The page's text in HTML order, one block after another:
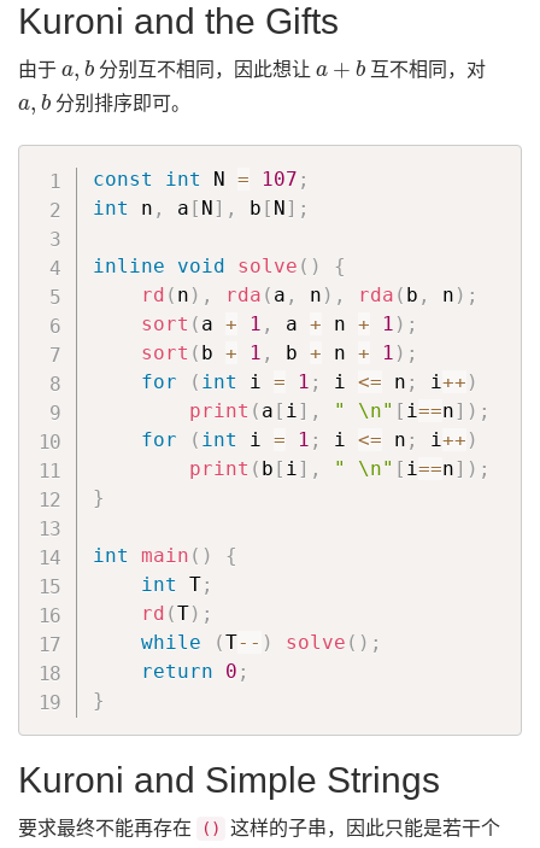
Kuroni and the Gifts
由于
b
分别互不相同，因此想让 互不相同，对
b
分别排序即可。
const int N = 107 ;
int n , a [ N] , b [ N] ;
inline void solve ( )
{
rd ( n ) , rda ( a , n ) , rda ( b , n ) ;
sort ( a + 1 , a + n + 1 ) ;
sort ( b + 1 , b + n + 1 ) ;
for
( int i = 1 ; i <= n ; i++ )
print ( a [ i] , " \n" [ i==n] ) ;
for
( int i = 1 ; i <= n ; i++ )
print ( b [ i] , " \n" [ i==n] ) ;
}
int main ( )
{
int T;
rd (T) ;
while
(T-- ) solve ( ) ;
return
0 ;
}
Kuroni and Simple Strings
要求最终不能再存在 () 这样的子串，因此只能是若干个